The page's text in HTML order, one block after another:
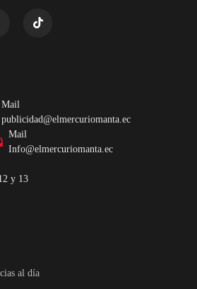
Mail
publicidad@elmercuriomanta.ec
Mail
Info@elmercuriomanta.ec
y 13
al día